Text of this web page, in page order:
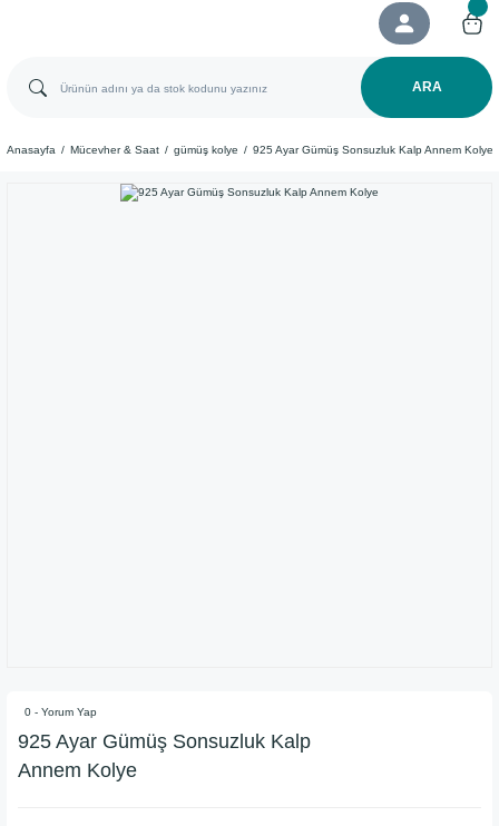
ARA
Anasayfa Mücevher & Saat gümüş kolye 925 Ayar Gümüş Sonsuzluk Kalp Annem Kolye
0 - Yorum Yap
925 Ayar Gümüş Sonsuzluk Kalp
Annem Kolye